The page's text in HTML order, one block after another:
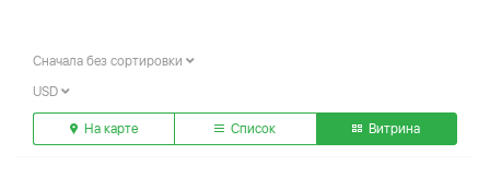
Сначала без сортировки
USD
На карте Список Витрина